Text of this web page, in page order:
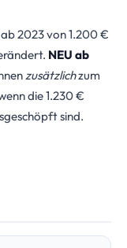
2023 von 1.200 €
NEU ab
zusätzlichzum
die 1.230 €
sind.